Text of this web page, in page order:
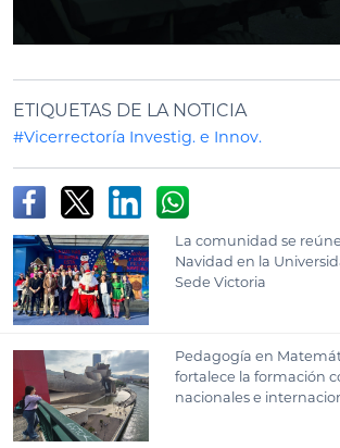
ETIQUETAS DE LA NOTICIA
#Vicerrectoría Investig. e Innov.
La comunidad se
Navidad en la
Sede Victoria
Pedagogía en
fortalece la formación
nacionales e